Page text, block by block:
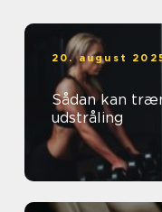
20. august
Sådan kan
udstråling